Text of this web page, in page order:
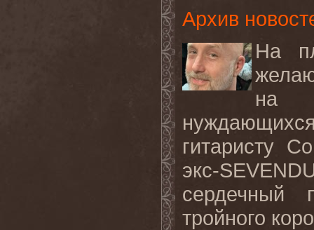
Архив
На
на
гитаристу
экс-
сердечный
тройного